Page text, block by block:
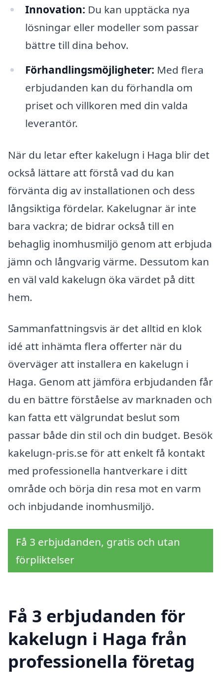
Innovation: Du kan upptäcka nya
lösningar eller modeller som passar
bättre till dina behov.
Förhandlingsmöjligheter: Med flera
erbjudanden kan du förhandla om
priset och villkoren med din valda
leverantör.
När du letar efter kakelugn i Haga blir det
också lättare att förstå vad du kan
förvänta dig av installationen och dess
långsiktiga fördelar. Kakelugnar är inte
bara vackra; de bidrar också till en
behaglig inomhusmiljö genom att erbjuda
jämn och långvarig värme. Dessutom kan
en väl vald kakelugn öka värdet på ditt
hem.
Sammanfattningsvis är det alltid en klok
idé att inhämta flera offerter när du
överväger att installera en kakelugn i
Haga. Genom att jämföra erbjudanden får
du en bättre förståelse av marknaden och
kan fatta ett välgrundat beslut som
passar både din stil och din budget. Besök
kakelugn-pris.se för att enkelt få kontakt
med professionella hantverkare i ditt
område och börja din resa mot en varm
och inbjudande inomhusmiljö.
Få 3 erbjudanden, gratis och utan
förpliktelser
Få 3 erbjudanden för
kakelugn i Haga från
professionella företag